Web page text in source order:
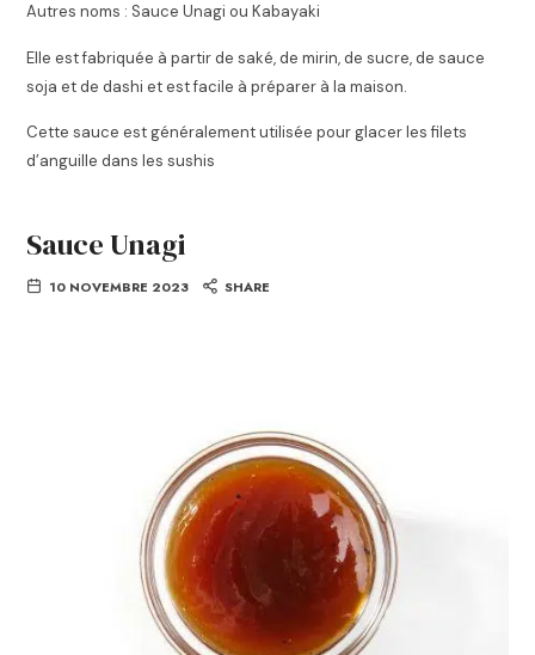
Autres noms : Sauce Unagi ou Kabayaki
Elle est fabriquée à partir de saké, de mirin, de sucre, de sauce
soja et de dashi et est facile à préparer à la maison.
Cette sauce est généralement utilisée pour glacer les filets
d’anguille dans les sushis
Sauce Unagi
10 NOVEMBRE 2023 SHARE